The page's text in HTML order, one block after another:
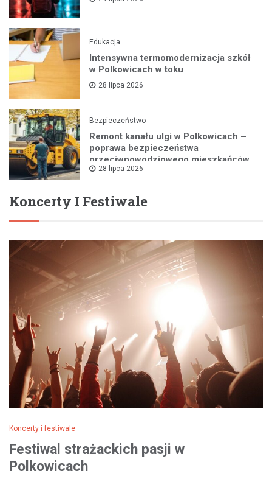
Edukacja
Intensywna termomodernizacja szkół
w Polkowicach w toku
28 lipca 2026
Bezpieczeństwo
Remont kanału ulgi w Polkowicach –
poprawa bezpieczeństwa
przeciwpowodziowego mieszkańców
28 lipca 2026
Koncerty I Festiwale
Koncerty i festiwale
Festiwal strażackich pasji w
Polkowicach